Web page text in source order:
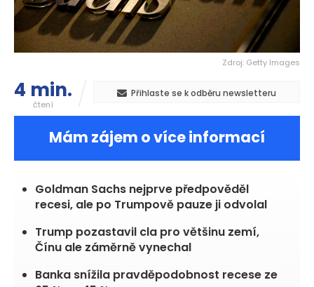
Zdroj: Getty Images
4 min.
čtení
Přihlaste se k odběru newsletteru
Mám zájem o více informací
Goldman Sachs nejprve předpověděl
recesi, ale po Trumpově pauze ji odvolal
Trump pozastavil cla pro většinu zemí,
Čínu ale záměrně vynechal
Banka snížila pravděpodobnost recese ze